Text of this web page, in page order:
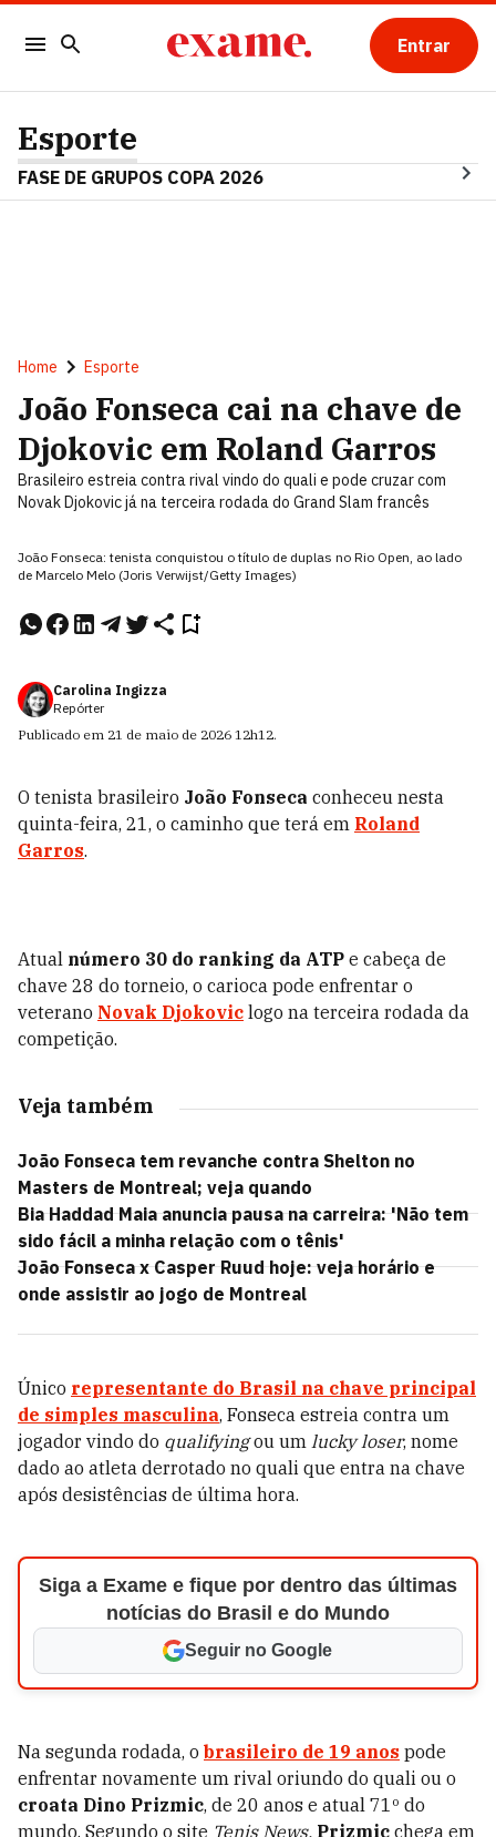
Entrar
Esporte
FASE DE GRUPOS COPA 2026
Home Esporte
João Fonseca cai na chave de
Djokovic em Roland Garros
Brasileiro estreia contra rival vindo do quali e pode cruzar com
Novak Djokovic já na terceira rodada do Grand Slam francês
João Fonseca: tenista conquistou o título de duplas no Rio Open, ao lado
de Marcelo Melo (Joris Verwijst/Getty Images)
Carolina Ingizza
Repórter
Publicado em 21 de maio de 2026 12h12.
O tenista brasileiro João Fonseca conheceu nesta
quinta-feira, 21, o caminho que terá em Roland
Garros.
Atual número 30 do ranking da ATP e cabeça de
chave 28 do torneio, o carioca pode enfrentar o
veterano Novak Djokovic logo na terceira rodada da
competição.
Veja também
João Fonseca tem revanche contra Shelton no
Masters de Montreal; veja quando
Bia Haddad Maia anuncia pausa na carreira: 'Não tem
sido fácil a minha relação com o tênis'
João Fonseca x Casper Ruud hoje: veja horário e
onde assistir ao jogo de Montreal
Único representante do Brasil na chave principal
de simples masculina, Fonseca estreia contra um
jogador vindo do qualifyingou um lucky loser, nome
dado ao atleta derrotado no quali que entra na chave
após desistências de última hora.
Siga a Exame e fique por dentro das últimas
notícias do Brasil e do Mundo
Seguir no Google
Na segunda rodada, o brasileiro de 19 anos pode
enfrentar novamente um rival oriundo do quali ou o
croata Dino Prizmic, de 20 anos e atual 71º do
mundo. Segundo o site Tenis News, Prizmic chega em